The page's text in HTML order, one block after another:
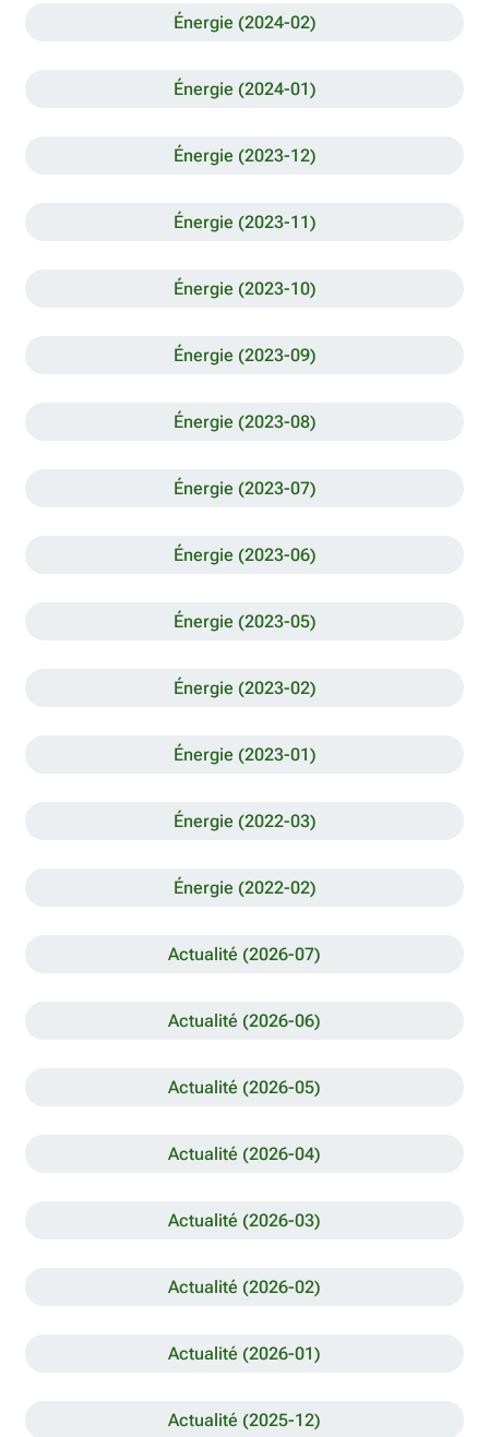
Énergie (2024-02)
Énergie (2024-01)
Énergie (2023-12)
Énergie (2023-11)
Énergie (2023-10)
Énergie (2023-09)
Énergie (2023-08)
Énergie (2023-07)
Énergie (2023-06)
Énergie (2023-05)
Énergie (2023-02)
Énergie (2023-01)
Énergie (2022-03)
Énergie (2022-02)
Actualité (2026-07)
Actualité (2026-06)
Actualité (2026-05)
Actualité (2026-04)
Actualité (2026-03)
Actualité (2026-02)
Actualité (2026-01)
Actualité (2025-12)